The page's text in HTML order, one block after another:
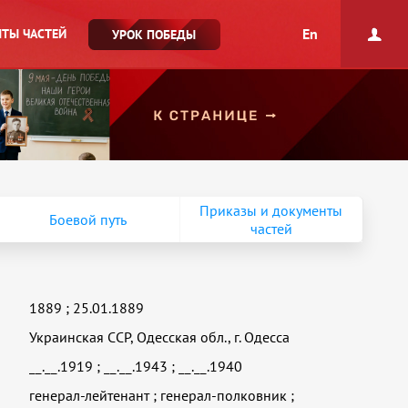
ЧАСТЕЙ УРОК ПОБЕДЫ En
Боевой путь
Приказы и документы
частей
1889 ; 25.01.1889
Украинская ССР, Одесская обл., г. Одесса
__.__.1919 ; __.__.1943 ;
__.__.1940
генерал-лейтенант; генерал-полковник ;